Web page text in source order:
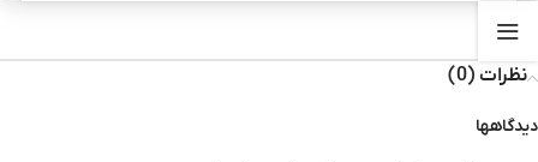
نظرات (0)
دیدگاهها